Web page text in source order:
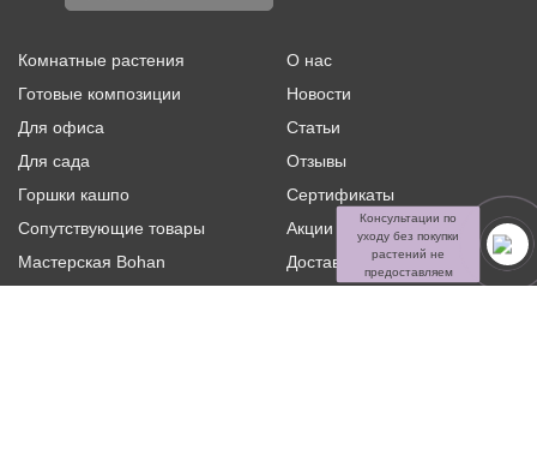
Комнатные растения
Готовые композиции
Для офиса
Для сада
Горшки кашпо
Сопутствующие товары
Мастерская Bohan
О нас
Новости
Статьи
Отзывы
Сертификаты
Акции и скидки
Доставка и оплата
Консультации по
уходу без покупки
растений не
предоставляем